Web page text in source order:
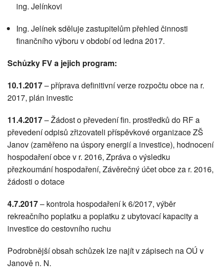
ing. Jelínkovi
Ing. Jelínek sděluje zastupitelům přehled činnosti
finančního výboru v období od ledna 2017.
Schůzky FV a jejich program:
10.1.2017– příprava definitivní verze rozpočtu obce na r.
2017, plán investic
11.4.2017– Žádost o převedení fin. prostředků do RF a
převedení odpisů zřizovateli příspěvkové organizace ZŠ
Janov (zaměřeno na úspory energií a investice), hodnocení
hospodaření obce v r. 2016, Zpráva o výsledku
přezkoumání hospodaření, Závěrečný účet obce za r. 2016,
žádosti o dotace
4.7.2017– kontrola hospodaření k 6/2017, výběr
rekreačního poplatku a poplatku z ubytovací kapacity a
investice do cestovního ruchu
Podrobnější obsah schůzek lze najít v zápisech na OÚ v
Janově n. N.